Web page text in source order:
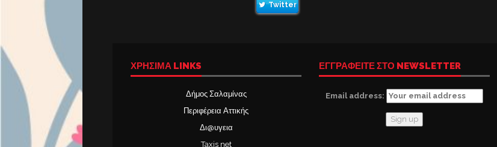
Twitter
ΧΡΉΣΙΜΑ LINKS
Δήμος Σαλαμίνας
Περιφέρεια Αττικής
Δι@υγεια
Taxis net
ΕΓΓΡΑΦΕΙΤΕ ΣΤΟ NEWSLETTER
Email address: